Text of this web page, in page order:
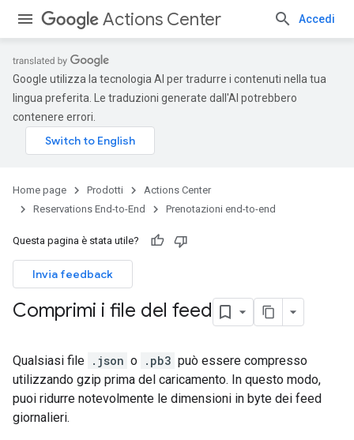
Actions Center Accedi
Google utilizza la tecnologia AI per tradurre i contenuti nella tua
lingua preferita. Le traduzioni generate dall'AI potrebbero
contenere errori.
Home page Prodotti
Actions Center
Reservations End-to-End
Prenotazioni end-to-end
Questa pagina è stata utile?
Invia feedback
Comprimi i file del feed
Qualsiasi file .json o .pb3 può essere compresso
utilizzando gzip prima del caricamento. In questo modo,
puoi ridurre notevolmente le dimensioni in byte dei feed
giornalieri.